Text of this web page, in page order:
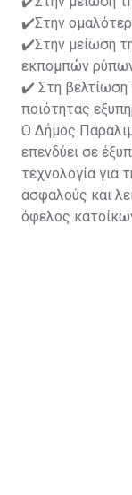
✔️Στην
✔️Στην μείωση
εκπομπών
✔️ Στη βελτίωση
ποιότητας
Ο Δήμος
επενδύει σε
τεχνολογία για
ασφαλούς και
όφελος